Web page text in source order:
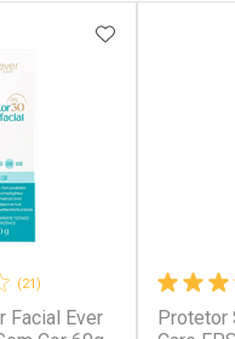
Ativar
(21)
Facial Ever
ADICIONAR
Protetor